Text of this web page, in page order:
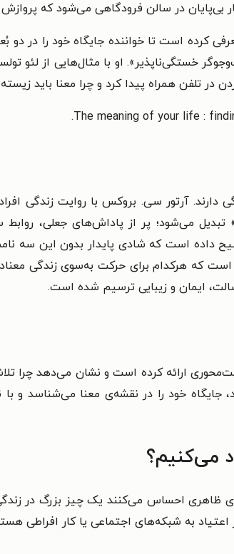
در سالن فرودگاهی می‌شود که پروازش
کرده است تا خواننده جایگاه خود را در
خستگی‌ناپذیر». او با مثال‌هایی از
در تلفن همراه پیدا کرد و چرا معنا باید
آرتور سی. بروکس با روایت زندگی
تبدیل می‌شود؛ پر از پاداش‌های جعلی،
است که شادی پایدار بدون این سه
هرکدام برای حرکت به‌سوی زندگی
ایمان و زیبایی ترسیم شده است.
ارائه کرده است و نشان می‌دهد چرا
جایگاه خود را در نقشه‌ی معنا می‌شناسد و
می‌کنیم؟
ظاهری احساس می‌کنند یک چیز بزرگ در
به شبکه‌های اجتماعی یا کار افراطی